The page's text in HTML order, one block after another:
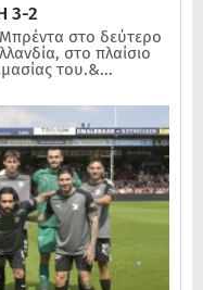
3-2
στο δεύτερο
στο πλαίσιο
του.&...